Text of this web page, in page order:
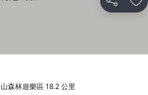
分享 加
價格
森林遊樂區 18.2 公里